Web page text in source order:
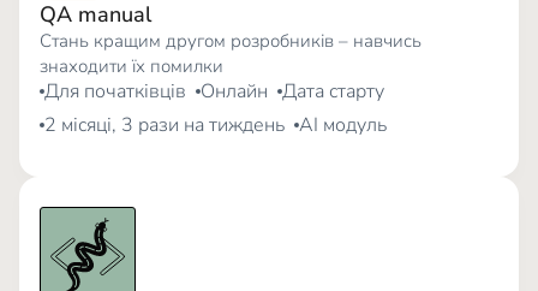
QA manual
Стань кращим другом розробників – навчись
знаходити їх помилки
Для початківців Онлайн Дата старту
2 місяці, 3 рази на тиждень AI модуль